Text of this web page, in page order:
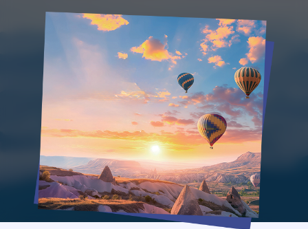
내일 인터뷰
Move
내일을 향한 도약
고용 아카이브
희망 브릿지
일터애(愛)서